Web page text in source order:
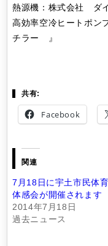
熱源機：株式会社 ダ
高効率空冷ヒートポ
チラー 』
共有:
Facebook
関連
7月18日に宇土市民体
体感会が開催されます
2014年7月18日
過去ニュース